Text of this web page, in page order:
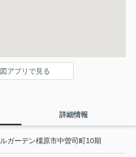
アプリで見る
詳細情報
ガーデン橿原市中曽司町10期